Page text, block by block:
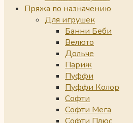
Пряжа по назначению
Для игрушек
Банни Беби
Велюто
Дольче
Париж
Пуффи
Пуффи Колор
Софти
Софти Мега